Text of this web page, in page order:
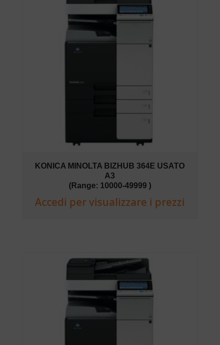
KONICA MINOLTA BIZHUB 364E USATO
A3
(Range: 10000-49999 )
Accedi per visualizzare i prezzi